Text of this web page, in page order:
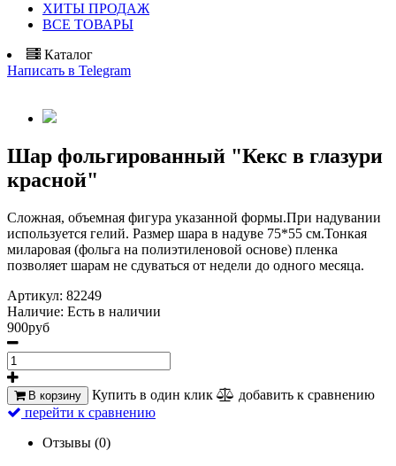
ХИТЫ ПРОДАЖ
ВСЕ ТОВАРЫ
Каталог
Написать в Telegram
Шар фольгированный "Кекс в глазури
красной"
Сложная, объемная фигура указанной формы.При надувании
используется гелий. Размер шара в надуве 75*55 см.Тонкая
миларовая (фольга на полиэтиленовой основе) пленка
позволяет шарам не сдуваться от недели до одного месяца.
Артикул: 82249
Наличие: Есть в наличии
900руб
В корзину Купить в один клик
добавить к сравнению
перейти к сравнению
Отзывы (0)